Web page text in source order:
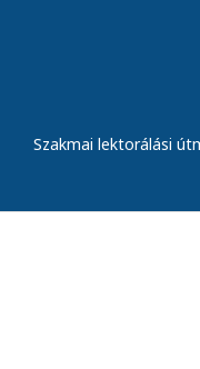
Szakmai lektorálási